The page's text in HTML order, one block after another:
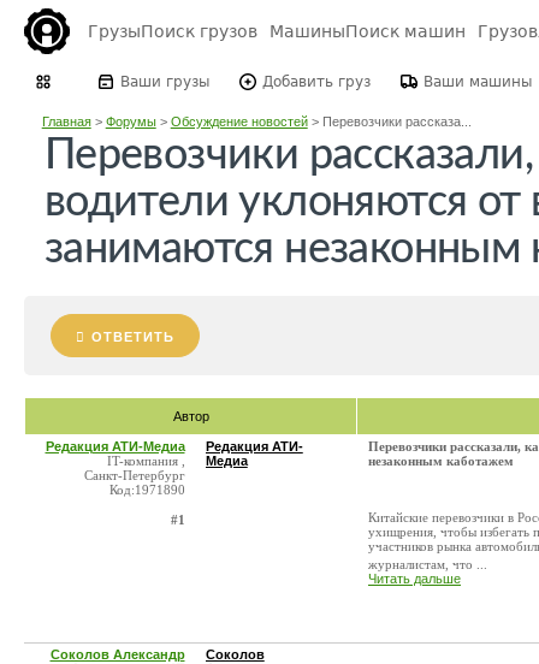
ГрузыПоиск грузов МашиныПоиск машин
Ваши грузы Добавить груз Ваши машины
Главная> Форумы> Обсуждение новостей> Перевозчики рассказа...
Перевозчики
водители уклоняются от
занимаются незаконным
ОТВЕТИТЬ
Автор
Редакция АТИ-Медиа
IT-компания ,
Санкт-Петербург
Код:1971890
#1
Редакция АТИ-
Медиа
Перевозчики рассказали,
незаконным каботажем
Китайские перевозчики в
ухищрения, чтобы избегать
участников рынка
журналистам, что ...
Читать дальше
Соколов Александр
Соколов